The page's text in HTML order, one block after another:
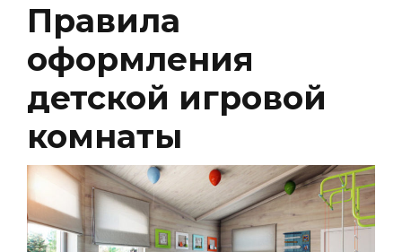
Правила
оформления
детской игровой
комнаты